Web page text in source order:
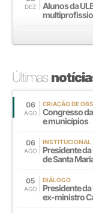
DEZ
Alunos da
Últimas
06
AGO
CRIAÇÃO DE
Congresso
e municípios
06
AGO
INSTITUCIONAL
Presidente
de Santa
05
AGO
DIÁLOGO
Presidente
ex-ministro